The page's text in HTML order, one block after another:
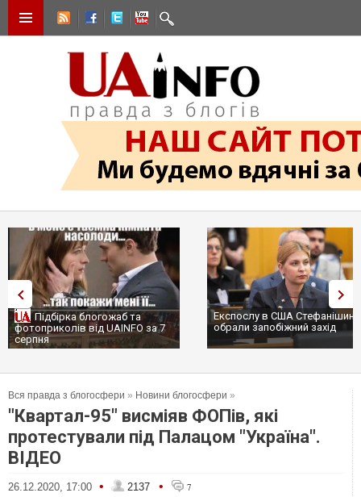
Підбірка блогожаб та
фотоприколів від UAINFO за 7
серпня
Експослу в США
обрали запобіжний захід
Вся правда з блогосфери » Новини блогосфери »
"Квартал-95" висміяв ФОПів, які
протестували під Палацом "Україна".
ВIДЕО
26.12.2020, 17:00 • 2137 • 7